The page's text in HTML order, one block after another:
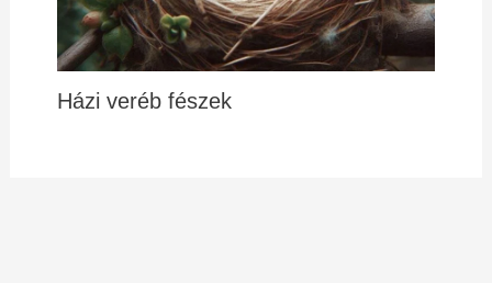
Házi veréb fészek